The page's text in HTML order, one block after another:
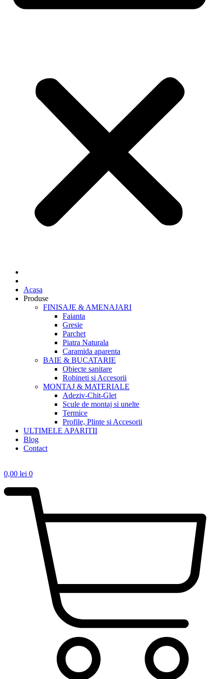
Acasa
Produse
FINISAJE & AMENAJARI
Faianta
Gresie
Parchet
Piatra Naturala
Caramida aparenta
BAIE & BUCATARIE
Obiecte sanitare
Robineti si Accesorii
MONTAJ & MATERIALE
Adeziv-Chit-Glet
Scule de montaj si unelte
Termice
Profile, Plinte si Accesorii
ULTIMELE APARITII
Blog
Contact
0,00 lei 0